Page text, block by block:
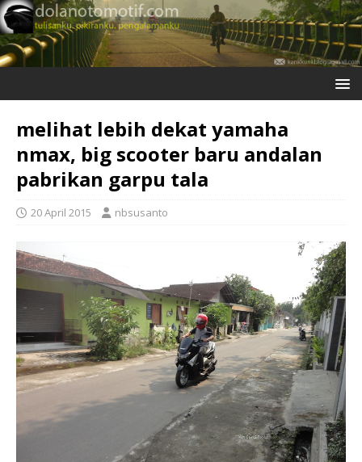
melihat lebih dekat yamaha
nmax, big scooter baru andalan
pabrikan garpu tala
20 April 2015 nbsusanto